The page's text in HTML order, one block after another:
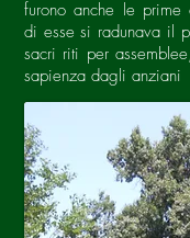
furono anche le prime
di esse si radunava il
sacri riti per
sapienza dagli anziani